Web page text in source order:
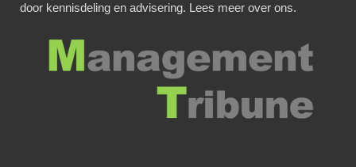
door kennisdeling en advisering. Lees meer over ons.